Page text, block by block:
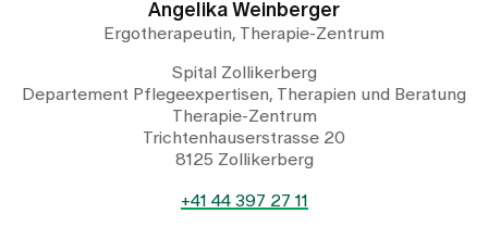
Angelika Weinberger
Ergotherapeutin, Therapie-Zentrum
Spital Zollikerberg
Departement Pflegeexpertisen, Therapien und Beratung
Therapie-Zentrum
Trichtenhauserstrasse 20
8125 Zollikerberg
+41 44 397 27 11